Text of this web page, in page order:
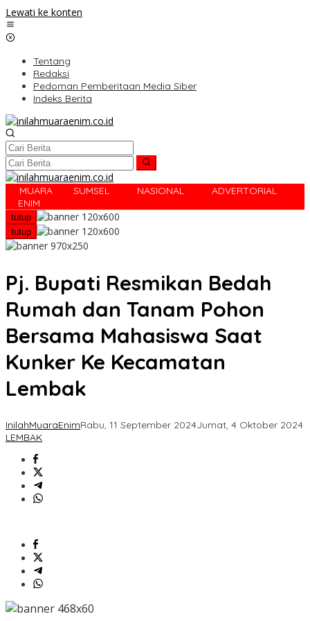
Lewati ke konten
Tentang
Redaksi
Pedoman Pemberitaan Media Siber
Indeks Berita
MUARA
ENIM
SUMSEL NASIONAL ADVERTORIAL
tutup
tutup
Pj. Bupati Resmikan Bedah
Rumah dan Tanam Pohon
Bersama Mahasiswa Saat
Kunker Ke Kecamatan
Lembak
InilahMuaraEnimRabu, 11 September 2024Jumat, 4 Oktober 2024
LEMBAK